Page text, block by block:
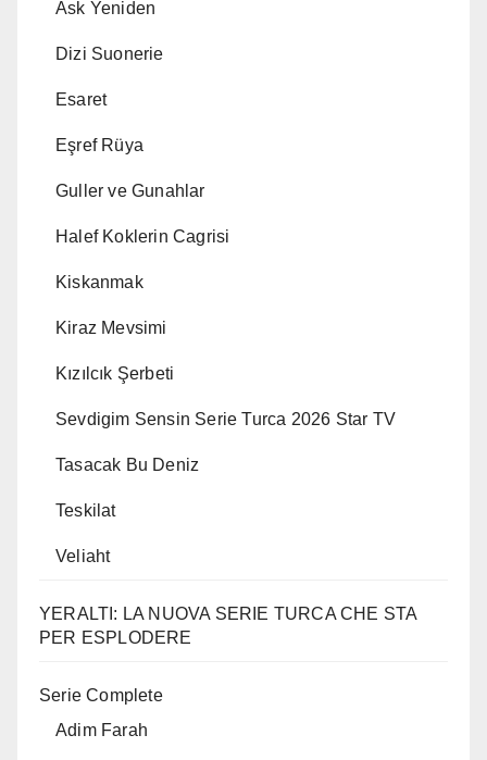
Ask Yeniden
Dizi Suonerie
Esaret
Eşref Rüya
Guller ve Gunahlar
Halef Koklerin Cagrisi
Kiskanmak
Kiraz Mevsimi
Kızılcık Şerbeti
Sevdigim Sensin Serie Turca 2026 Star TV
Tasacak Bu Deniz
Teskilat
Veliaht
YERALTI: LA NUOVA SERIE TURCA CHE STA
PER ESPLODERE
Serie Complete
Adim Farah